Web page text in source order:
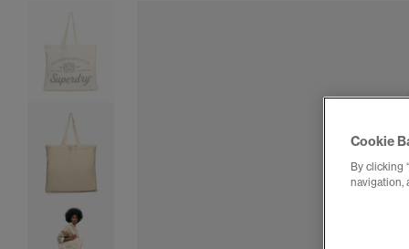
Cookie
By clicking
navigation,